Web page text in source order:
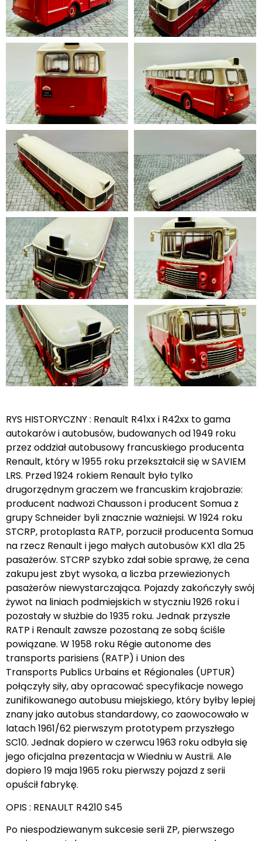
RYS HISTORYCZNY : Renault R41xx i R42xx to gama
autokarów i autobusów, budowanych od 1949 roku
przez oddział autobusowy francuskiego producenta
Renault, który w 1955 roku przekształcił się w SAVIEM
LRS. Przed 1924 rokiem Renault było tylko
drugorzędnym graczem we francuskim krajobrazie:
producent nadwozi Chausson i producent Somua z
grupy Schneider byli znacznie ważniejsi. W 1924 roku
STCRP, protoplasta RATP, porzucił producenta Somua
na rzecz Renault i jego małych autobusów KX1 dla 25
pasażerów. STCRP szybko zdał sobie sprawę, że cena
zakupu jest zbyt wysoka, a liczba przewiezionych
pasażerów niewystarczająca. Pojazdy zakończyły swój
żywot na liniach podmiejskich w styczniu 1926 roku i
pozostały w służbie do 1935 roku. Jednak przyszłe
RATP i Renault zawsze pozostaną ze sobą ściśle
powiązane. W 1958 roku Régie autonome des
transports parisiens (RATP) i Union des
Transports Publics Urbains et Régionales (UPTUR)
połączyły siły, aby opracować specyfikacje nowego
zunifikowanego autobusu miejskiego, który byłby lepiej
znany jako autobus standardowy, co zaowocowało w
latach 1961/62 pierwszym prototypem przyszłego
SC10. Jednak dopiero w czerwcu 1963 roku odbyła się
jego oficjalna prezentacja w Wiedniu w Austrii. Ale
dopiero 19 maja 1965 roku pierwszy pojazd z serii
opuścił fabrykę.
OPIS : RENAULT R4210 S45
Po niespodziewanym sukcesie serii ZP, pierwszego